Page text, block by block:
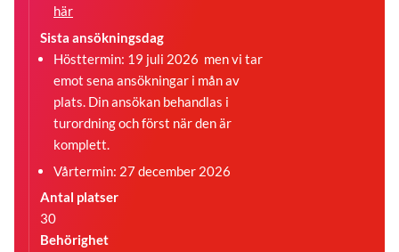
här
Sista ansökningsdag
Hösttermin: 19 juli 2026 men vi tar
emot sena ansökningar i mån av
plats. Din ansökan behandlas i
turordning och först när den är
komplett.
Vårtermin: 27 december 2026
Antal platser
30
Behörighet